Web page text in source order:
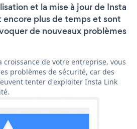
et la mise à jour de Insta
encore plus de temps et sont
de nouveaux problèmes
de votre entreprise, vous
problèmes de sécurité, car des
tenter d'exploiter Insta Link